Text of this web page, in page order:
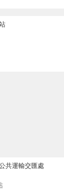
共運輸交匯處